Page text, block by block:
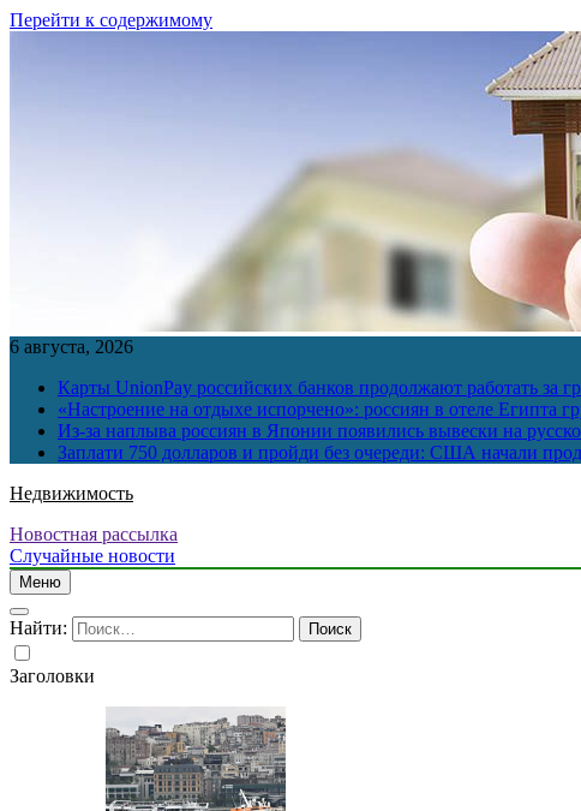
Перейти к содержимому
6 августа, 2026
Карты UnionPay российских банков продолжают работать за
«Настроение на отдыхе испорчено»: россиян в отеле Египта
Из-за наплыва россиян в Японии появились вывески на
Заплати 750 долларов и пройди без очереди: США начали
Недвижимость
Новостная рассылка
Случайные новости
Меню
Найти:
Заголовки